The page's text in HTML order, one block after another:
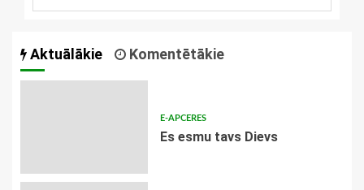
Aktuālākie Komentētākie
E-APCERES
Es esmu tavs Dievs